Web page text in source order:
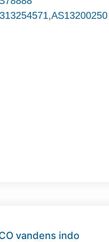
vandens indo